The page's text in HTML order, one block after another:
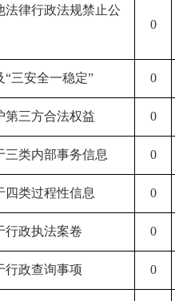
法律行政法规禁止公
0
“三安全一稳定” 0
第三方合法权益 0
三类内部事务信息 0
四类过程性信息 0
行政执法案卷 0
行政查询事项 0